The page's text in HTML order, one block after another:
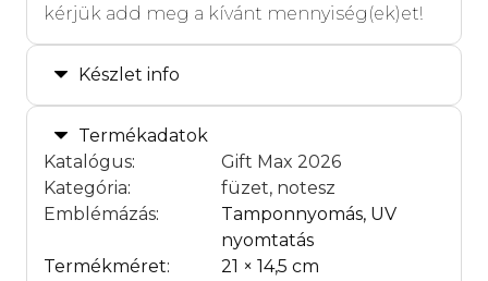
kérjük add meg a kívánt mennyiség(ek)et!
Készlet info
Termékadatok
Katalógus:
Gift Max 2026
Kategória:
füzet, notesz
Emblémázás:
Tamponnyomás, UV
nyomtatás
Termékméret:
21 × 14,5 cm